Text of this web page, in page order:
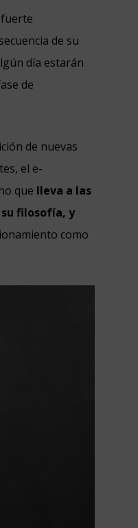
de su
día estarán
de
de nuevas
el e-
que lleva a las
filosofía, y
como